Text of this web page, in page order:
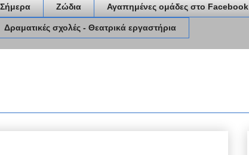
Ζώδια Αγαπημένες ομάδες στο Facebook
Δραματικές σχολές - Θεατρικά εργαστήρια